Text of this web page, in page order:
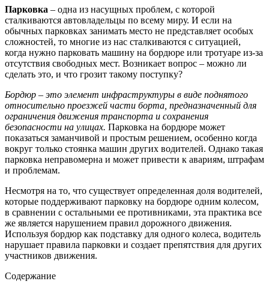
Парковка – одна из насущных проблем, с которой
сталкиваются автовладельцы по всему миру. И если на
обычных парковках занимать место не представляет особых
сложностей, то многие из нас сталкиваются с ситуацией,
когда нужно парковать машину на бордюре или тротуаре из-за
отсутствия свободных мест. Возникает вопрос – можно ли
сделать это, и что грозит такому поступку?
Бордюр – это элемент инфраструктуры в виде поднятого
относительно проезжей части борта, предназначенный для
ограничения движения транспорта и сохранения
безопасности на улицах. Парковка на бордюре может
показаться заманчивой и простым решением, особенно когда
вокруг только стоянка машин других водителей. Однако такая
парковка неправомерна и может привести к авариям, штрафам
и проблемам.
Несмотря на то, что существует определенная доля водителей,
которые поддерживают парковку на бордюре одним колесом,
в сравнении с остальными ее противниками, эта практика все
же является нарушением правил дорожного движения.
Используя бордюр как подставку для одного колеса, водитель
нарушает правила парковки и создает препятствия для других
участников движения.
Содержание